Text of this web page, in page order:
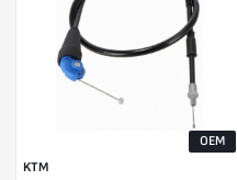
OEM
KTM